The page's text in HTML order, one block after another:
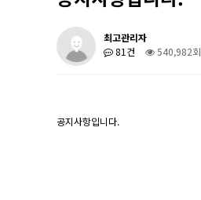
최고관리자
81건
540,982회
공지사항입니다.